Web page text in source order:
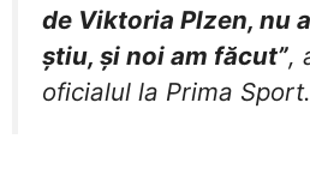
de Viktoria Plzen, nu
știu, și noi am făcut”,
oficialul la Prima Sport.